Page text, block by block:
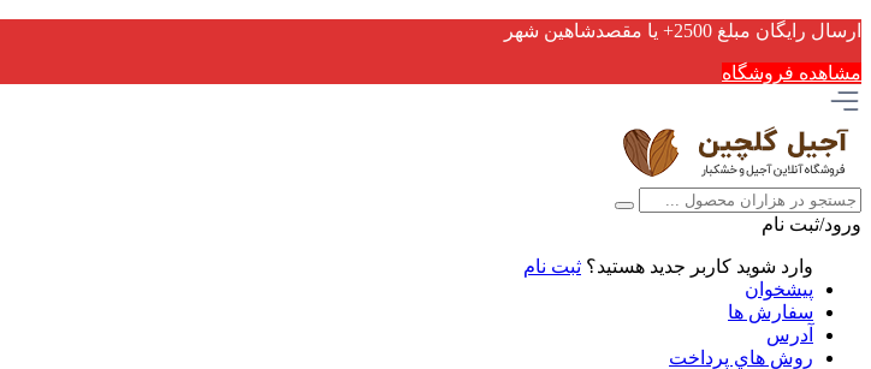
ارسال رایگان مبلغ 2500+ یا مقصدشاهین شهر
مشاهده فروشگاه
ورود/ثبت نام
وارد شوید کاربر جدید هستید؟ ثبت نام
پیشخوان
سفارش ها
آدرس
روش هاي پرداخت